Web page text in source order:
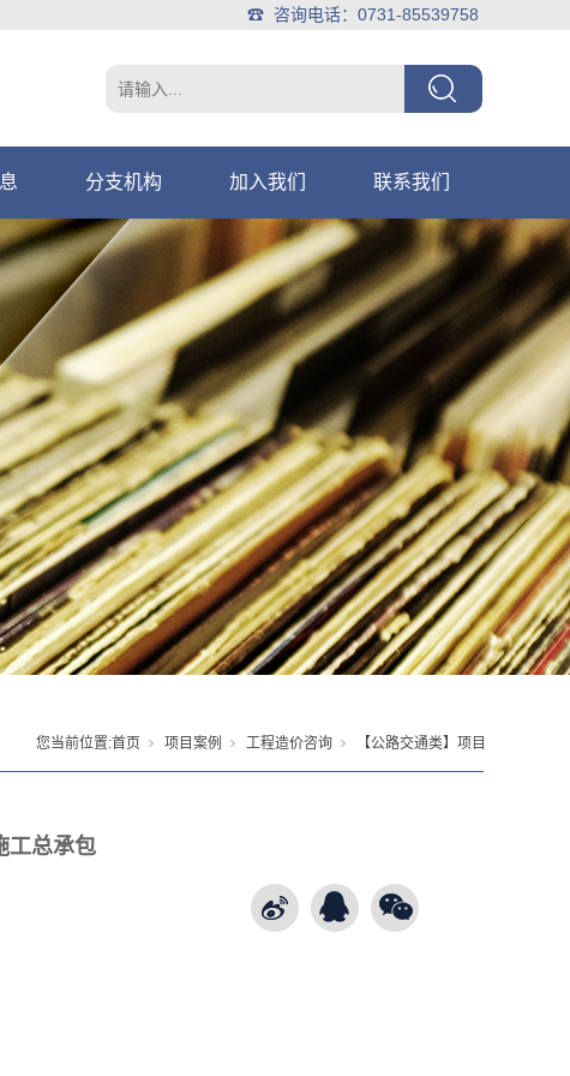
☎ 咨询电话：0731-85539758
分支机构 加入我们 联系我们
您当前位置:首页 项目案例 工程造价咨询 【公路交通类】项目
工总承包